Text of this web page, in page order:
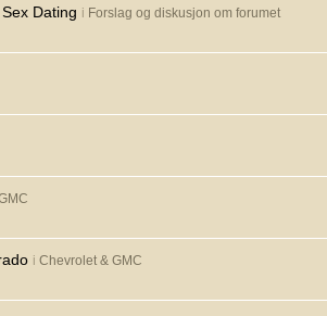
Dating i Forslag og diskusjon om forumet
i Chevrolet & GMC